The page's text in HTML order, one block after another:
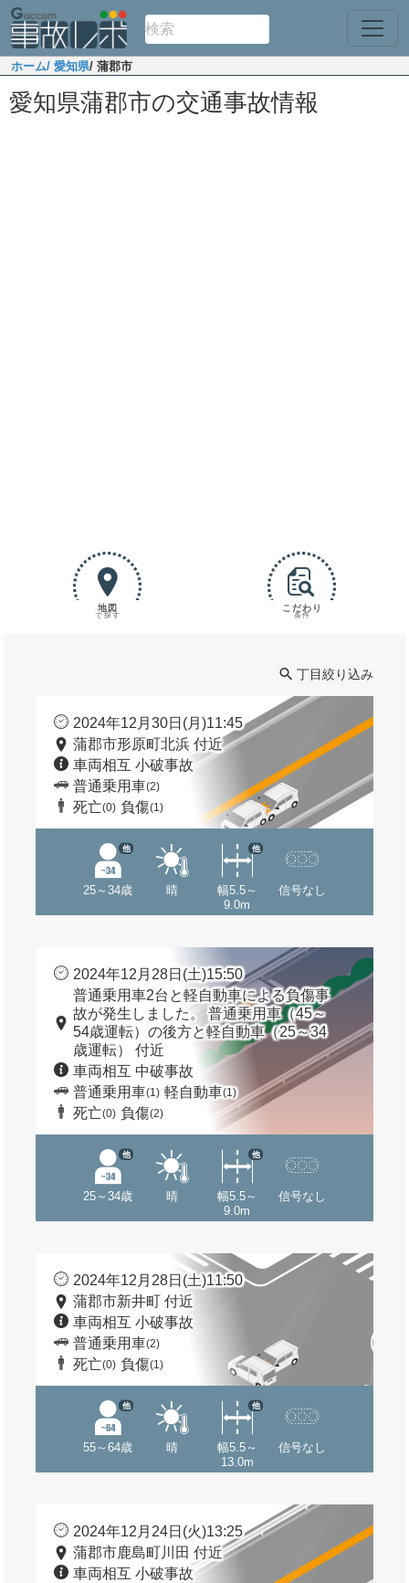
ホーム/ 愛知県/ 蒲郡市
愛知県蒲郡市の交通事故情報
地図
で探す
こだわり
条件
丁目絞り込み
2024年12月30日(月)11:45
蒲郡市形原町北浜 付近
車両相互 小破事故
普通乗用車(2)
死亡(0) 負傷(1)
25～34歳
他
晴
幅5.5～
9.0m
他
信号なし
2024年12月28日(土)15:50
普通乗用車2台と軽自動車による負傷事
故が発生しました。 普通乗用車（45～
54歳運転）の後方と軽自動車（25～34
歳運転） 付近
車両相互 中破事故
普通乗用車(1) 軽自動車(1)
死亡(0) 負傷(2)
25～34歳
他
晴
幅5.5～
9.0m
他
信号なし
2024年12月28日(土)11:50
蒲郡市新井町 付近
車両相互 小破事故
普通乗用車(2)
死亡(0) 負傷(1)
55～64歳
他
晴
幅5.5～
13.0m
他
信号なし
2024年12月24日(火)13:25
蒲郡市鹿島町川田 付近
車両相互 小破事故